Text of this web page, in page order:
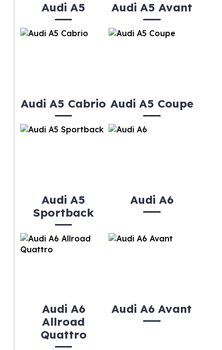
Audi A5 Audi A5 Avant
Audi A5 Cabrio Audi A5 Coupe
Audi A5
Sportback
Audi A6
Audi A6
Allroad
Quattro
Audi A6 Avant